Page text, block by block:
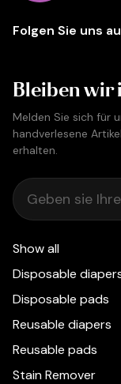
Folgen Sie uns
Bleiben wir
Melden Sie sich für
handverlesene
erhalten.
Show all
Disposable
Disposable pads
Reusable diapers
Reusable pads
Stain Remover